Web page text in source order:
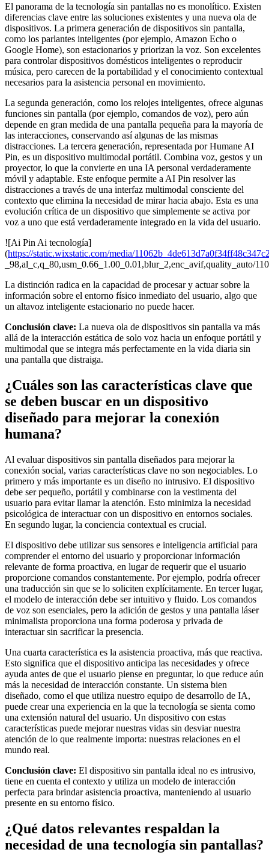
El panorama de la tecnología sin pantallas no es monolítico. Existen
diferencias clave entre las soluciones existentes y una nueva ola de
dispositivos. La primera generación de dispositivos sin pantalla,
como los parlantes inteligentes (por ejemplo, Amazon Echo o
Google Home), son estacionarios y priorizan la voz. Son excelentes
para controlar dispositivos domésticos inteligentes o reproducir
música, pero carecen de la portabilidad y el conocimiento contextual
necesarios para la asistencia personal en movimiento.
La segunda generación, como los relojes inteligentes, ofrece algunas
funciones sin pantalla (por ejemplo, comandos de voz), pero aún
depende en gran medida de una pantalla pequeña para la mayoría de
las interacciones, conservando así algunas de las mismas
distracciones. La tercera generación, representada por Humane AI
Pin, es un dispositivo multimodal portátil. Combina voz, gestos y un
proyector, lo que la convierte en una IA personal verdaderamente
móvil y adaptable. Este enfoque permite a AI Pin resolver las
distracciones a través de una interfaz multimodal consciente del
contexto que elimina la necesidad de mirar hacia abajo. Esta es una
evolución crítica de un dispositivo que simplemente se activa por
voz a uno que está verdaderamente integrado en la vida del usuario.
![Ai Pin Ai tecnología]
(https://static.wixstatic.com/media/
_98,al_c,q_80,usm_0.66_1.00_0.01,blur_2,enc_avif,quality_auto/
La distinción radica en la capacidad de procesar y actuar sobre la
información sobre el entorno físico inmediato del usuario, algo que
un altavoz inteligente estacionario no puede hacer.
Conclusión clave: La nueva ola de dispositivos sin pantalla va más
allá de la interacción estática de solo voz hacia un enfoque portátil y
multimodal que se integra más perfectamente en la vida diaria sin
una pantalla que distraiga.
¿Cuáles son las características clave que
se deben buscar en un dispositivo
diseñado para mejorar la conexión
humana?
Al evaluar dispositivos sin pantalla diseñados para mejorar la
conexión social, varias características clave no son negociables. Lo
primero y más importante es un diseño no intrusivo. El dispositivo
debe ser pequeño, portátil y combinarse con la vestimenta del
usuario para evitar llamar la atención. Esto minimiza la necesidad
psicológica de interactuar con un dispositivo en entornos sociales.
En segundo lugar, la conciencia contextual es crucial.
El dispositivo debe utilizar sus sensores e inteligencia artificial para
comprender el entorno del usuario y proporcionar información
relevante de forma proactiva, en lugar de requerir que el usuario
proporcione comandos constantemente. Por ejemplo, podría ofrecer
una traducción sin que se lo soliciten explícitamente. En tercer lugar,
el modelo de interacción debe ser intuitivo y fluido. Los comandos
de voz son esenciales, pero la adición de gestos y una pantalla láser
minimalista proporciona una forma poderosa y privada de
interactuar sin sacrificar la presencia.
Una cuarta característica es la asistencia proactiva, más que reactiva.
Esto significa que el dispositivo anticipa las necesidades y ofrece
ayuda antes de que el usuario piense en preguntar, lo que reduce aún
más la necesidad de interacción constante. Un sistema bien
diseñado, como el que utiliza nuestro equipo de desarrollo de IA,
puede crear una experiencia en la que la tecnología se sienta como
una extensión natural del usuario. Un dispositivo con estas
características puede mejorar nuestras vidas sin desviar nuestra
atención de lo que realmente importa: nuestras relaciones en el
mundo real.
Conclusión clave: El dispositivo sin pantalla ideal no es intrusivo,
tiene en cuenta el contexto y utiliza un modelo de interacción
perfecta para brindar asistencia proactiva, manteniendo al usuario
presente en su entorno físico.
¿Qué datos relevantes respaldan la
necesidad de una tecnología sin pantallas?